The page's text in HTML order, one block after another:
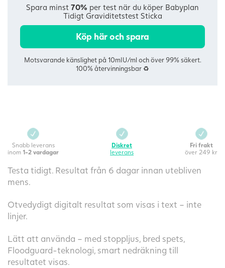
Spara minst 70% per test när du köper Babyplan
Tidigt Graviditetstest Sticka
Köp här och spara
Motsvarande känslighet på 10mIU/ml och över 99% säkert.
100% återvinningsbar ♻️
Snabb leverans
inom 1-2 vardagar
Diskret
leverans
Fri frakt
över 249 kr
Testa tidigt. Resultat från 6 dagar innan utebliven
mens.
Otvedydigt digitalt resultat som visas i text – inte
linjer.
Lätt att använda – med stoppljus, bred spets,
Floodguard-teknologi, smart nedräkning till
resultatet visas.